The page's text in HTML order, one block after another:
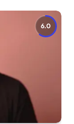
6.0